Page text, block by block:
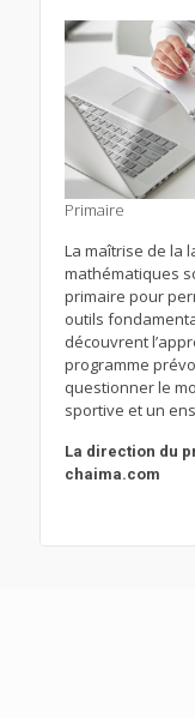
Primaire
La maîtrise de la
mathématiques
primaire pour
outils
découvrent
programme
questionner le
sportive et un
La direction du
chaima.com